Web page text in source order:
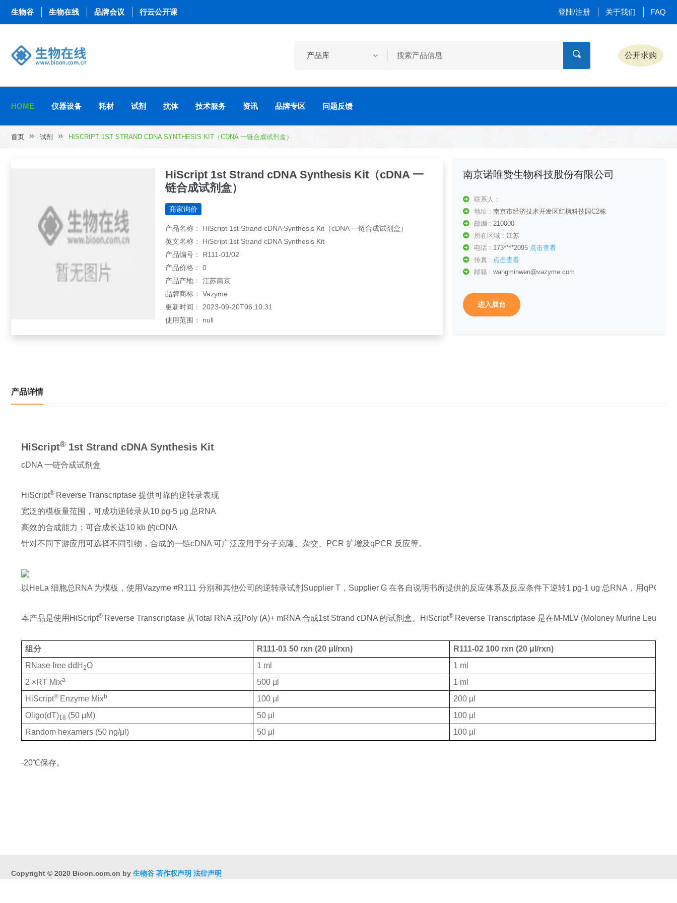
生物谷 生物在线 品牌会议 行云公开课 登陆/注册 关于我们 FAQ
公开求购
HOME 仪器设备 耗材 试剂 抗体 技术服务 资讯 品牌专区 问题反馈
首页 试剂 HISCRIPT 1ST STRAND CDNA SYNTHESIS KIT（CDNA 一链合成试剂盒）
HiScript 1st Strand cDNA Synthesis Kit（cDNA 一
链合成试剂盒）
商家询价
产品名称： HiScript 1st Strand cDNA Synthesis Kit（cDNA 一链合成试剂盒）
英文名称： HiScript 1st Strand cDNA Synthesis Kit
产品编号： R111-01/02
产品价格： 0
产品产地： 江苏南京
品牌商标： Vazyme
更新时间： 2023-09-20T06:10:31
使用范围： null
南京诺唯赞生物科技股份有限公司
联系人 :
地址 : 南京市经济技术开发区红枫科技园C2栋
邮编 : 210000
所在区域 : 江苏
电话 : 173****2095 点击查看
传真 : 点击查看
邮箱 : wangminwen@vazyme.com
进入展台
产品详情
HiScript® 1st Strand cDNA Synthesis Kit
cDNA 一链合成试剂盒
HiScript® Reverse Transcriptase 提供可靠的逆转录表现
宽泛的模板量范围，可成功逆转录从10 pg-5 μg 总RNA
高效的合成能力：可合成长达10 kb 的cDNA
针对不同下游应用可选择不同引物，合成的一链cDNA 可广泛应用于分子克隆、杂交、PCR 扩增及qPCR 反应等。
以HeLa 细胞总RNA 为模板，使用Vazyme #R111 分别和其他公司的逆转录试剂Supplier T，Supplier G 在各自说明书所提供的反应体系及反应条件下逆转1 pg-1 ug 总RNA，用
本产品是使用HiScript® Reverse Transcriptase 从Total RNA 或Poly (A)+ mRNA 合成1st Strand cDNA 的试剂盒。HiScript® Reverse Transcriptase 是在M-MLV (Moloney Murine
组分 R111-01 50 rxn (20 μl/rxn)
R111-02 100 rxn (20 μl/rxn)
RNase free ddH 2O 1 ml
1 ml
2 ×RT Mixa 500 μl
1 ml
HiScript® Enzyme Mixb 100 μl
200 μl
Oligo(dT)18 (50 μM) 50 μl
100 μl
Random hexamers (50 ng/μl)
50 μl 100 μl
-20℃保存。
Copyright © 2020 Bioon.com.cn by 生物谷 著作权声明 法律声明